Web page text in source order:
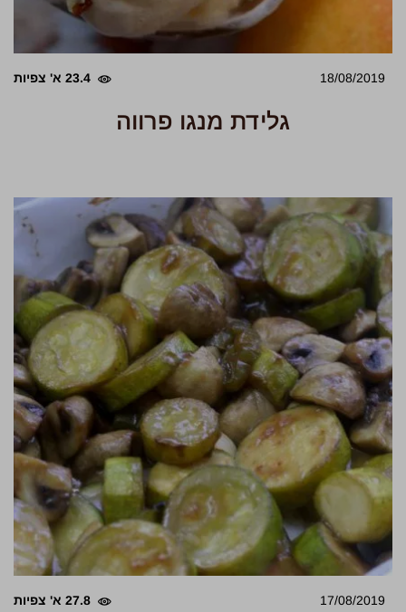
18/08/2019 23.4 א' צפיות
גלידת מנגו פרווה
17/08/2019 27.8 א' צפיות